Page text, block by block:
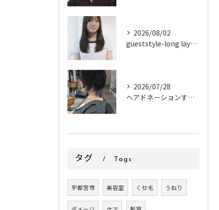
2026/08/02
gueststyle-long layer-
2026/07/28
ヘアドネーションするお客様✂
タグ Tags
宇都宮市 美容室 くせ毛 うねり